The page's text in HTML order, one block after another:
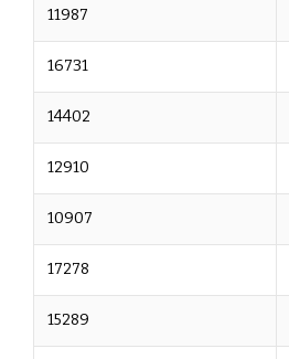
11987
16731
14402
12910
10907
17278
15289